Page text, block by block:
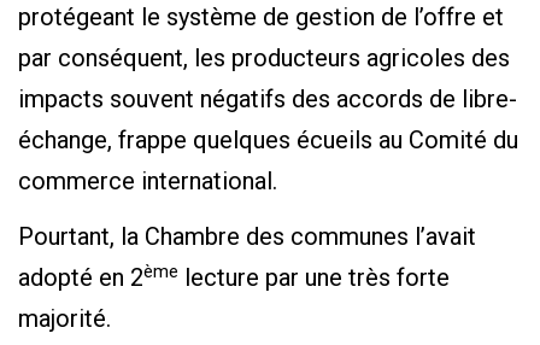
protégeant le système de gestion de l’offre et
par conséquent, les producteurs agricoles des
impacts souvent négatifs des accords de libre-
échange, frappe quelques écueils au Comité du
commerce international.
Pourtant, la Chambre des communes l’avait
adopté en 2ème lecture par une très forte
majorité.